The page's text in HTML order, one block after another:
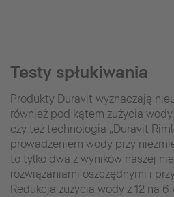
Testy spłukiwania
Produkty Duravit wyznaczają
również pod kątem zużycia
czy też technologia „Duravit
prowadzeniem wody przy
to tylko dwa z wyników naszej
rozwiązaniami oszczędnymi i
Redukcja zużycia wody z 12 na